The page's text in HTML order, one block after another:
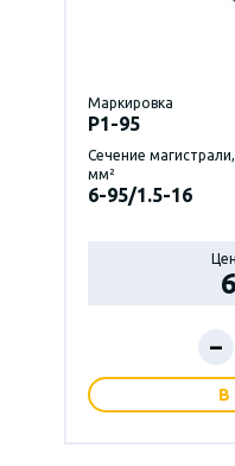
Маркировка
P1-95
Сечение
мм²
6-95/1.5-16
–
В